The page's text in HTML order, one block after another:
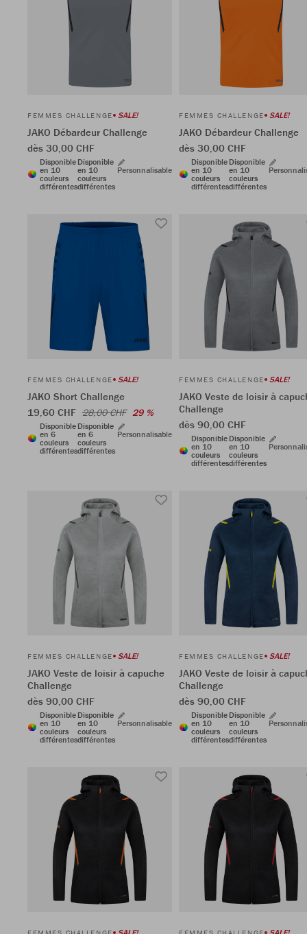
FEMMES CHALLENGE SALE!
JAKO Débardeur Challenge
dès 30,00 CHF
Disponible
en 10
couleurs
différentes
Disponible
en 10
couleurs
différentes
Personnalisable
FEMMES CHALLENGE SALE!
JAKO Débardeur Challenge
dès 30,00 CHF
Disponible
en 10
couleurs
différentes
Disponible
en 10
couleurs
différentes
FEMMES CHALLENGE SALE!
JAKO Short Challenge
19,60 CHF 28,00 CHF 29 %
Disponible
en 6
couleurs
différentes
Disponible
en 6
couleurs
différentes
Personnalisable
FEMMES CHALLENGE SALE!
JAKO Veste de loisir à
Challenge
dès 90,00 CHF
Disponible
en 10
couleurs
différentes
Disponible
en 10
couleurs
différentes
FEMMES CHALLENGE SALE!
JAKO Veste de loisir à capuche
Challenge
dès 90,00 CHF
Disponible
en 10
couleurs
différentes
Disponible
en 10
couleurs
différentes
Personnalisable
FEMMES CHALLENGE SALE!
JAKO Veste de loisir à
Challenge
dès 90,00 CHF
Disponible
en 10
couleurs
différentes
Disponible
en 10
couleurs
différentes